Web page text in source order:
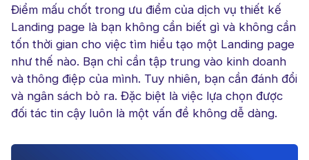
Điểm mấu chốt trong ưu điểm của dịch vụ thiết kế
Landing page là bạn không cần biết gì và không cần
tốn thời gian cho việc tìm hiểu tạo một Landing page
như thế nào. Bạn chỉ cần tập trung vào kinh doanh
và thông điệp của mình. Tuy nhiên, bạn cần đánh đổi
và ngân sách bỏ ra. Đặc biệt là việc lựa chọn được
đối tác tin cậy luôn là một vấn đề không dễ dàng.